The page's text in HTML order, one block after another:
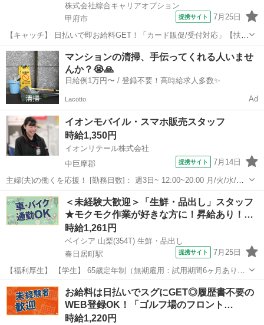
株式会社綜合キャリアオプション
甲府市
提携サイト 7月25日
【キャッチ】 日払いで即お給料GET！「カード販促/受付対応」【扶養
内ウェルカム♪】未経験OK!ビギナー活躍中♪残業ナシでON/OFF切替☆
高時給1500円！ 【コメント】 ＼大手人材派遣会社で働きませんか♪／
「新しい...
山梨 甲府市
マンションの清掃、手伝ってくれる人いませ
んか？😭🙏
日給例1万円〜 / 登録不要！高時給求人多数✨
Lacotto Ad
イオンモバイル・スマホ販売スタッフ
時給1,350円
イオンリテール株式会社
中巨摩郡
提携サイト 7月14日
主婦(夫)の働くを応援！ [勤務日数]： 週3日~ 12:00~20:00 月/火/水/木/
金/土/日 などから選べます [勤務地・最寄駅]： 山梨県中巨摩郡昭和町
飯喰1505-1 イオンモバイル甲府昭和店【10560】...
山梨 中巨摩郡 携帯ショップ
＜未経験大歓迎＞「生鮮・品出し」スタッフ
★モクモク作業が好きな方に！昇給あり！…
時給1,261円
ベイシア 山梨(354T) 生鮮・品出し
春日居町駅
提携サイト 7月25日
【福利厚生】 【学生】 65歳定年制（無期雇用：試用期間6ヶ月あり）
※以降も延長制度あり 交通費規定内支給、無料駐車場完備 有給休暇制
度 【一般】 65歳定年制（無期雇用：試用期間6ヶ月あり）※以降も延
長制度あり 交通費規...
山梨 山梨市 春日居町駅
お給料は日払いでスグにGET◎履歴書不要の
WEB登録OK！「ゴルフ場のフロント…
時給1,220円